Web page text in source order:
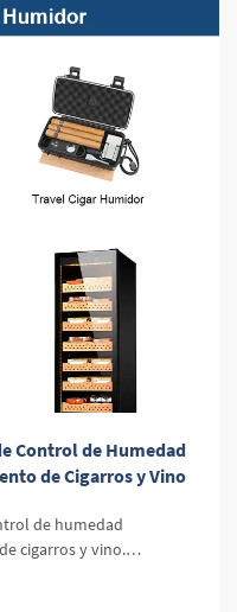
Control de Humedad
de Cigarros y Vino
de humedad
cigarros y vino.
los niveles óptimos